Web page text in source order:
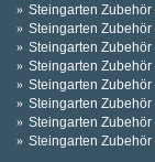
Steingarten
Steingarten Zubehör
Steingarten
Steingarten Zubehör
Steingarten Zubehör
Steingarten Zubehör
Steingarten Zubehör
Steingarten